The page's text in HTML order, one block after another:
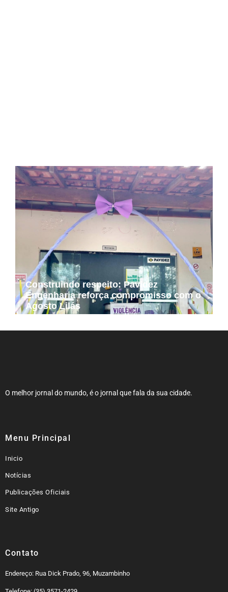
Construindo respeito: Pavidez
Engenharia reforça compromisso com o
Agosto Lilás
O melhor jornal do mundo, é o jornal que fala da sua cidade.
Menu Principal
Inicio
Notícias
Publicações Oficiais
Site Antigo
Contato
Endereço: Rua Dick Prado, 96, Muzambinho